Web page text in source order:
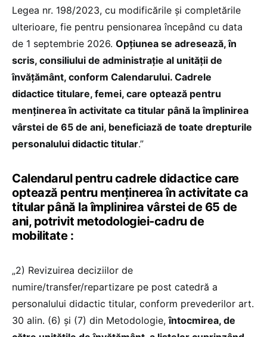
Legea nr. 198/2023, cu modificările şi completările
ulterioare, fie pentru pensionarea începând cu data
de 1 septembrie 2026. Opţiunea se adresează, în
scris, consiliului de administraţie al unităţii de
învăţământ, conform Calendarului. Cadrele
didactice titulare, femei, care optează pentru
menţinerea în activitate ca titular până la împlinirea
vârstei de 65 de ani, beneficiază de toate drepturile
personalului didactic titular.”
Calendarul pentru cadrele didactice care
optează pentru menținerea în activitate ca
titular până la împlinirea vârstei de 65 de
ani, potrivit metodologiei-cadru de
mobilitate :
„2) Revizuirea deciziilor de
numire/transfer/repartizare pe post catedră a
personalului didactic titular, conform prevederilor art.
30 alin. (6) și (7) din Metodologie,întocmirea, de